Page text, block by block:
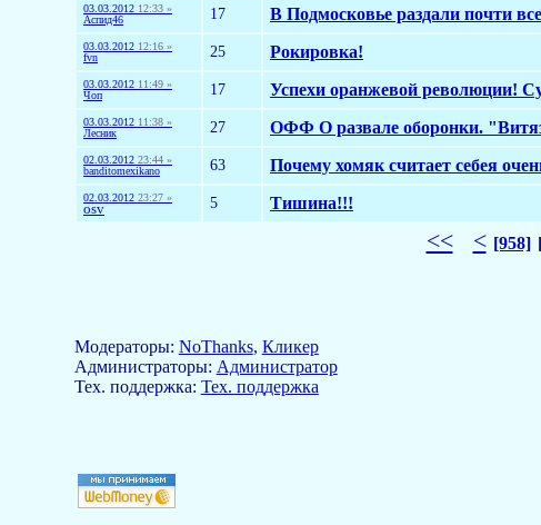
03.03.2012 12:33 »
Аспид46
17 В Подмосковье раздали почти
03.03.2012 12:16 »
fvn
25 Рокировка!
03.03.2012 11:49 »
Чoп
17 Успехи оранжевой революции!
03.03.2012 11:38 »
Лесник
27 ОФФ О развале оборонки.
02.03.2012 23:44 »
banditomexikano
63 Почему хомяк считает себея
02.03.2012 23:27 »
osv 5 Тишина!!!
<< < [958]
Модераторы: NoThanks, Кликер
Aдминистраторы: Администратор
Тех. поддержка: Тех. поддержка